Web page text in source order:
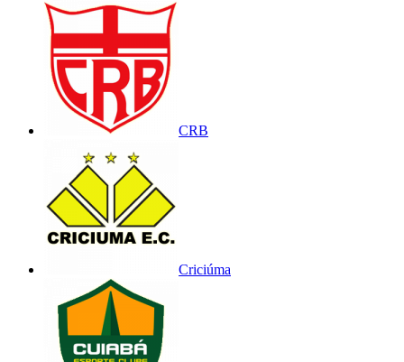
CRB
Criciúma